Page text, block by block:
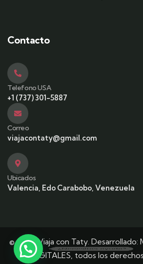
Contacto
Telefono USA
+1 (737) 301-5887
Correo
viajacontaty@gmail.com
Ubicados
Valencia, Edo Carabobo, Venezuela
© 2025 Viaja con Taty. Desarrollado:
DIGITALES, todos los
¿Necesitas ayuda?